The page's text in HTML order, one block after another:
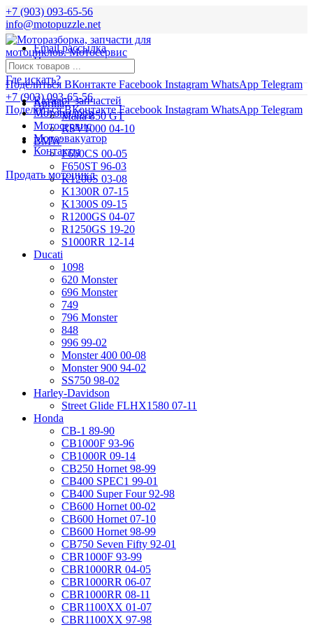
+7 (903) 093-65-56
info@motopuzzle.net
Email рассылка
Новости
Поделиться ВКонтакте Facebook Instagram WhatsApp Telegram
+7 (903) 093-65-56
Поделиться ВКонтакте Facebook Instagram WhatsApp Telegram
Где искать?
Aprilia
Mana 850 GT
RSV1000 04-10
BMW
F650CS 00-05
F650ST 96-03
K1200S 03-08
K1300R 07-15
K1300S 09-15
R1200GS 04-07
R1250GS 19-20
S1000RR 12-14
Ducati
1098
620 Monster
696 Monster
749
796 Monster
848
996 99-02
Monster 400 00-08
Monster 900 94-02
SS750 98-02
Harley-Davidson
Street Glide FLHX1580 07-11
Honda
CB-1 89-90
CB1000F 93-96
CB1000R 09-14
CB250 Hornet 98-99
CB400 SPEC1 99-01
CB400 Super Four 92-98
CB600 Hornet 00-02
CB600 Hornet 07-10
CB600 Hornet 98-99
CB750 Seven Fifty 92-01
CBR1000F 93-99
CBR1000RR 04-05
CBR1000RR 06-07
CBR1000RR 08-11
CBR1100XX 01-07
CBR1100XX 97-98
Каталог запчастей
Мотоподбор
Мотосервис
Мотоэвакуатор
Контакты
Продать мотоцикл